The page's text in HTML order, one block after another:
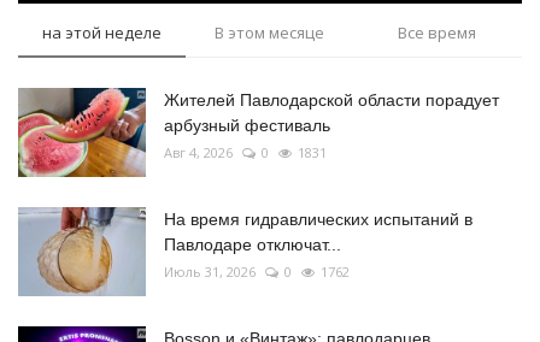
на этой неделе В этом месяце Все время
Жителей Павлодарской области порадует
арбузный фестиваль
Авг 4, 2026 0 1831
На время гидравлических испытаний в
Павлодаре отключат...
Июль 31, 2026 0 1762
Bosson и «Винтаж»: павлодарцев